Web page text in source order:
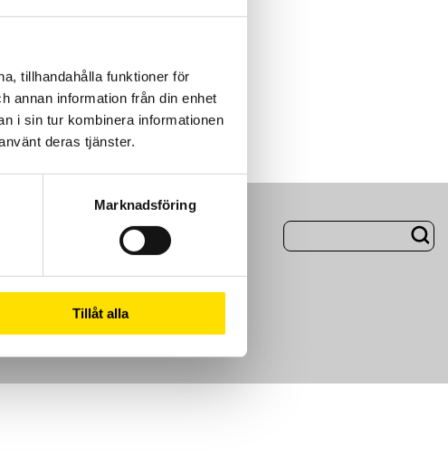
tillhandahålla funktioner för
annan information från din enhet
i sin tur kombinera informationen
deras tjänster.
Marknadsföring
Tillåt alla
Om Oss